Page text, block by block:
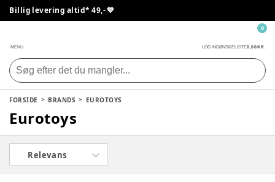
Billig levering altid* 49,- 💙
MENU LOG INDØNSKELISTE0,00 KR.
0
FORSIDE BRANDS EUROTOYS
Eurotoys
Relevans